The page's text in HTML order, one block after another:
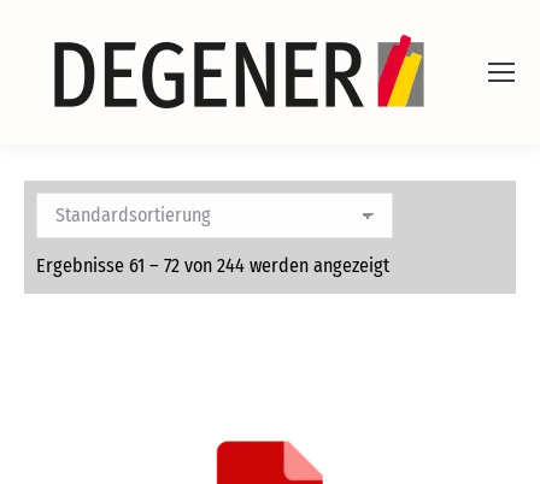
Ergebnisse 61 – 72 von 244 werden angezeigt